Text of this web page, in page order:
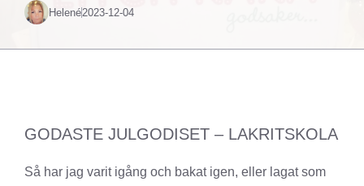
Helené2023-12-04
GODASTE JULGODISET – LAKRITSKOLA
Så har jag varit igång och bakat igen, eller lagat som